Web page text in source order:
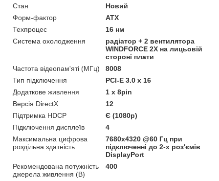
Стан
Новий
Форм-фактор
ATX
Техпроцес
16 нм
Система охолодження
радіатор + 2 вентилятора
WINDFORCE 2X на лицьовій
стороні плати
Частота відеопам'яті (МГц)
8008
Тип підключення
PCI-E 3.0 x 16
Додаткове живлення
1 х 8pin
Версія DirectX
12
Підтримка HDCP
Є (1080p)
Підключення дисплеїв
4
Максимальна цифрова
роздільна здатність
7680x4320 @60 Гц при
підключенні до 2-х роз'ємів
DisplayPort
Рекомендована потужність
джерела живлення (В)
400